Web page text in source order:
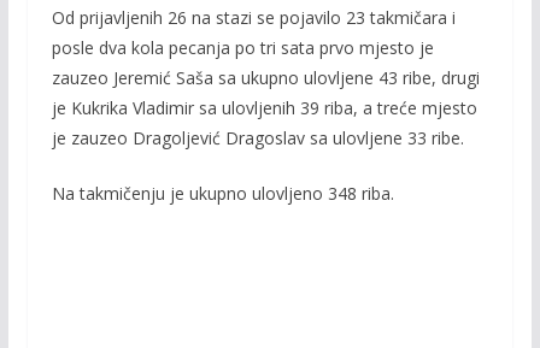
o
o
k
Li
n
k
Od prijavljenih 26 na stazi se pojavilo 23 takmičara i
posle dva kola pecanja po tri sata prvo mjesto je
zauzeo Jeremić Saša sa ukupno ulovljene 43 ribe, drugi
je Kukrika Vladimir sa ulovljenih 39 riba, a treće mjesto
je zauzeo Dragoljević Dragoslav sa ulovljene 33 ribe.
Na takmičenju je ukupno ulovljeno 348 riba.